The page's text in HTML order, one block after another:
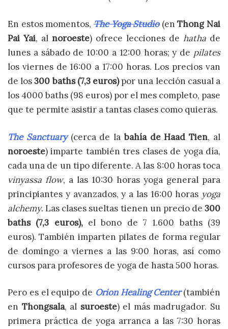
En estos momentos, The Yoga Studio (enThong Nai
Pai Yai, al noroeste) ofrece lecciones de hatha de
lunes a sábado de 10:00 a 12:00 horas; y de pilates
los viernes de 16:00 a 17:00 horas. Los precios van
de los300 baths (7,3 euros)por una lección casual a
los 4000 baths (98 euros) por el mes completo, pase
que te permite asistir a tantas clases como quieras.
The Sanctuary(cerca de la bahía de Haad Tien, al
noroeste) imparte también tres clases de yoga día,
cada una de un tipo diferente. A las 8:00 horas toca
vinyassa flow, a las 10:30 horas yoga general para
principiantes y avanzados, y a las 16:00 horas yoga
alchemy. Las clases sueltas tienen un precio de 300
baths (7,3 euros),el bono de 7 1.600 baths (39
euros). También imparten pilates de forma regular
de domingo a viernes a las 9:00 horas, así como
cursos para profesores de yoga de hasta 500 horas.
Pero es el equipo de Orion Healing Center(también
en Thongsala, al suroeste) el más madrugador. Su
primera práctica de yoga arranca a las 7:30 horas